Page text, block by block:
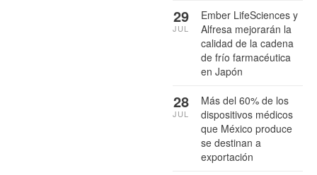
Ember LifeSciences y
Alfresa mejorarán la
calidad de la cadena
de frío farmacéutica
en Japón
29
JUL
Más del 60% de los
dispositivos médicos
que México produce
se destinan a
exportación
28
JUL